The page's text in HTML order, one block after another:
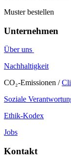
Muster bestellen
Unternehmen
Über uns
Nachhaltigkeit
CO₂-Emissionen /
Soziale
Ethik-Kodex
Jobs
Kontakt